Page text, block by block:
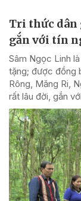
Tri thức dân
gắn với tín
Sâm Ngọc Linh
tặng; được đồng
Rông, Măng Ri,
rất lâu đời, gắn